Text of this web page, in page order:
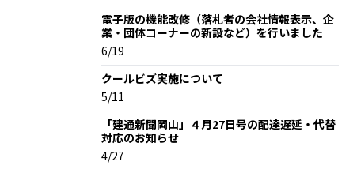
電子版の機能改修（落札者の会社情報表示、企
業・団体コーナーの新設など）を行いました
6/19
クールビズ実施について
5/11
「建通新聞岡山」４月27日号の配達遅延・代替
対応のお知らせ
4/27